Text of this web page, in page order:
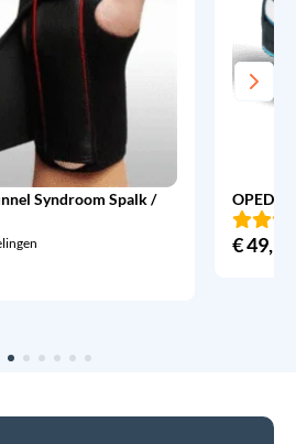
Syndroom Spalk /
OPED
€49,95